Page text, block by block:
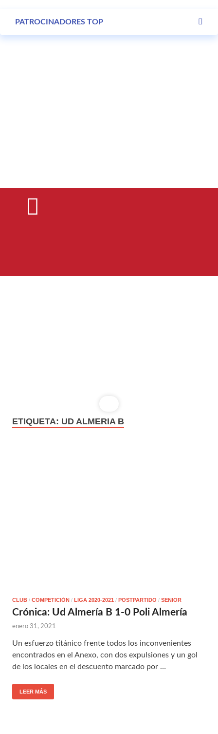
PATROCINADORES TOP
ETIQUETA: UD ALMERIA B
CLUB / COMPETICIÓN / LIGA 2020-2021 / POSTPARTIDO / SENIOR
Crónica: Ud Almería B 1-0 Poli Almería
enero 31, 2021
Un esfuerzo titánico frente todos los inconvenientes
encontrados en el Anexo, con dos expulsiones y un gol
de los locales en el descuento marcado por …
LEER MÁS